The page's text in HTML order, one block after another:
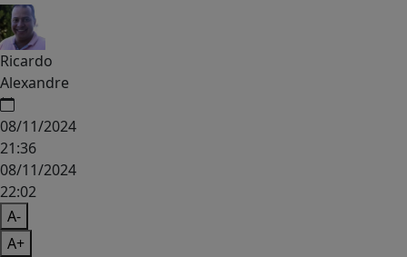
Ricardo
Alexandre
08/11/2024
21:36
08/11/2024
22:02
A-
A+